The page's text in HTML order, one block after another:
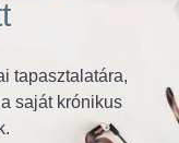
tapasztalatára,
saját krónikus